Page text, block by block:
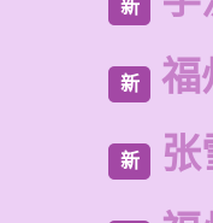
新
新 福
新 张